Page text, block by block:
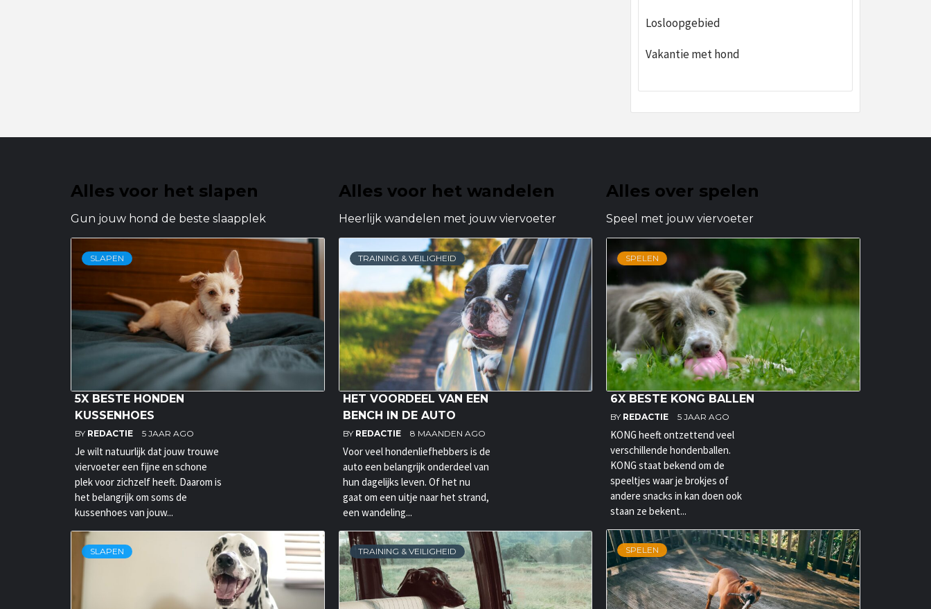
Losloopgebied
Vakantie met hond
Alles voor het slapen
Gun jouw hond de beste slaapplek
SLAPEN
5X BESTE HONDEN
KUSSENHOES
BY REDACTIE 5 JAAR AGO
Je wilt natuurlijk dat jouw trouwe
viervoeter een fijne en schone
plek voor zichzelf heeft. Daarom is
het belangrijk om soms de
kussenhoes van jouw...
SLAPEN
Alles voor het wandelen
Heerlijk wandelen met jouw viervoeter
TRAINING & VEILIGHEID
HET VOORDEEL VAN EEN
BENCH IN DE AUTO
BY REDACTIE 8 MAANDEN AGO
Voor veel hondenliefhebbers is de
auto een belangrijk onderdeel van
hun dagelijks leven. Of het nu
gaat om een uitje naar het strand,
een wandeling...
TRAINING & VEILIGHEID
Alles over spelen
Speel met jouw viervoeter
SPELEN
6X BESTE KONG BALLEN
BY REDACTIE 5 JAAR AGO
KONG heeft ontzettend veel
verschillende hondenballen.
KONG staat bekend om de
speeltjes waar je brokjes of
andere snacks in kan doen ook
staan ze bekent...
SPELEN